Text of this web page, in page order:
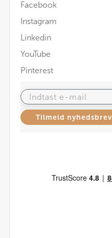
Facebook
Instagram
Linkedin
YouTube
Pinterest
Indtast e-mail
Tilmeld nyhedsbrev